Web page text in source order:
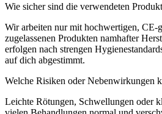
Wie sicher sind die verwendeten
Wir arbeiten nur mit hochwertigen, CE-
zugelassenen Produkten namhafter
erfolgen nach strengen
auf dich abgestimmt.
Welche Risiken oder Nebenwirkungen
Leichte Rötungen, Schwellungen oder